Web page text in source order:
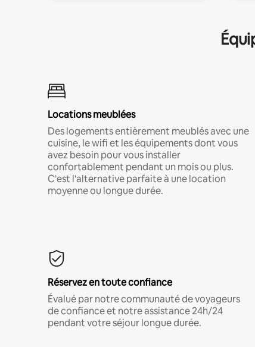
Locations meublées
Des logements entièrement meublés avec une
cuisine, le wifi et les équipements dont vous
avez besoin pour vous installer
confortablement pendant un mois ou plus.
C'est l'alternative parfaite à une location
moyenne ou longue durée.
Réservez en toute confiance
Évalué par notre communauté de voyageurs
de confiance et notre assistance 24h/24
pendant votre séjour longue durée.